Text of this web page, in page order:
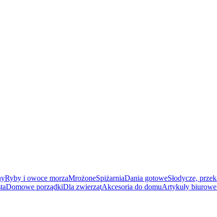
Ryby i owoce morzaMrożoneSpiżarniaDania gotoweSłodycze,
Domowe porządkiDla zwierzątAkcesoria do domuArtykuły